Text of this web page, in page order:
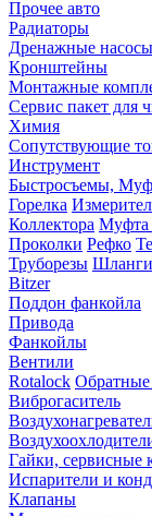
Прочее авто
Радиаторы
Дренажные
Кронштейны
Монтажные
Сервис пакет для
Химия
Сопутствующие
Инструмент
Быстросъемы,
Горелка
Коллектора Муфта
Проколки Рефко
Труборезы Шланги
Bitzer
Поддон фанкойла
Привода
Фанкойлы
Вентили
Rotalock
Виброгаситель
Гайки, сервисные
Испарители и
Клапаны